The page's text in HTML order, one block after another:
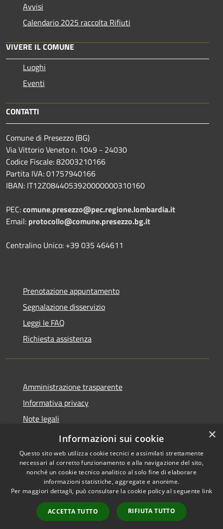
Avvisi
Calendario 2025 raccolta Rifiuti
VIVERE IL COMUNE
Luoghi
Eventi
CONTATTI
Comune di Presezzo (BG)
Via Vittorio Veneto n. 1049 - 24030
Codice Fiscale: 82003210166
Partita IVA: 01757940166
IBAN: IT12Z0844053920000000310160
PEC:comune.presezzo@pec.regione.lombardia.it
Email: protocollo@comune.presezzo.bg.it
Centralino Unico: +39 035 464611
Prenotazione appuntamento
Segnalazione disservizio
Leggi le FAQ
Richiesta assistenza
Amministrazione trasparente
Informativa privacy
Note legali
Dichiarazione di accessibilità
Accessibilità
Copyright © 2026 • Comune di
Presezzo • Powered by
Municipium•
Accesso
redazione
×
Informazioni sui cookie
Questo sito web utilizza cookie tecnici e assimilati strettamente
necessari al corretto funzionamento e alla navigazione del sito,
nonché un cookie tecnico analitico al solo fine di elaborare
informazioni statistiche, aggregate e anonime.
Per maggiori dettagli, può consultare la cookie policy al seguente link
ACCETTA TUTTO RIFIUTA TUTTO